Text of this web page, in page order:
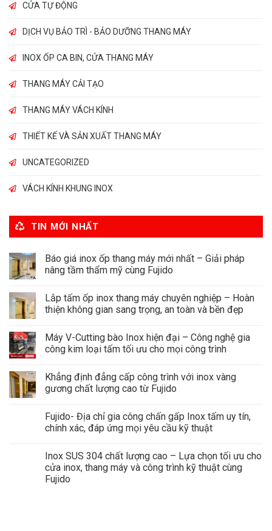
CỬA TỰ ĐỘNG
DỊCH VỤ BẢO TRÌ - BẢO DƯỠNG THANG MÁY
INOX ỐP CA BIN, CỬA THANG MÁY
THANG MÁY CẢI TẠO
THANG MÁY VÁCH KÍNH
THIẾT KẾ VÀ SẢN XUẤT THANG MÁY
UNCATEGORIZED
VÁCH KÍNH KHUNG INOX
TIN MỚI NHẤT
Báo giá inox ốp thang máy mới nhất – Giải pháp
nâng tầm thẩm mỹ cùng Fujido
Lắp tấm ốp inox thang máy chuyên nghiệp – Hoàn
thiện không gian sang trọng, an toàn và bền đẹp
Máy V-Cutting bào Inox hiện đại – Công nghệ gia
công kim loại tấm tối ưu cho mọi công trình
Khẳng định đẳng cấp công trình với inox vàng
gương chất lượng cao từ Fujido
Fujido- Địa chỉ gia công chấn gấp Inox tấm uy tín,
chính xác, đáp ứng mọi yêu cầu kỹ thuật
Inox SUS 304 chất lượng cao – Lựa chọn tối ưu cho
cửa inox, thang máy và công trình kỹ thuật cùng
Fujido